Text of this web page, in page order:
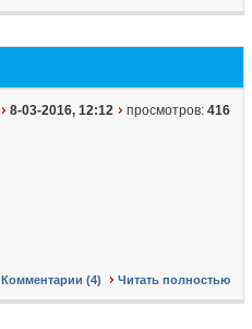
8-03-2016, 12:12 просмотров: 416
Комментарии (4) Читать полностью